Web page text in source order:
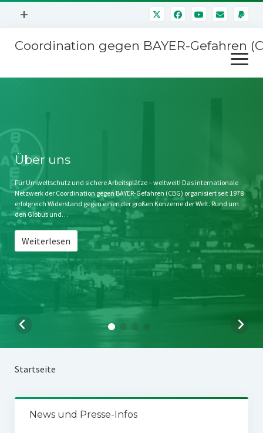
Menü
+
Mitmachen
Kontakt
Impressum
Störfälle
Coordination gegen BAYER-Gefahren
Menü
öffnen
Stichwort BAYER
Jahrestagung
SPENDEN
Über uns
Für Umweltschutz und sichere Arbeitsplätze – weltweit! Das internationale
Netzwerk der Coordination gegen BAYER-Gefahren (CBG) organisiert seit 1978
erfolgreich Widerstand gegen einen der großen Konzerne der Welt. Rund um
den Globus und…
Weiterlesen
Startseite
News und Presse-Infos